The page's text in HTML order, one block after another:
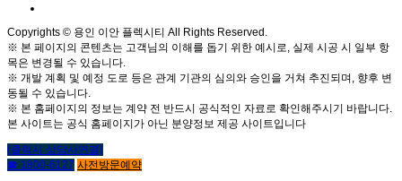
Copyrights © 용인 이안 플렉시티 All Rights Reserved.
※ 본 페이지의 콘텐츠는 고객님의 이해를 돕기 위한 예시로, 실제 시공 시 일부 항
목은 변경될 수 있습니다.
※ 개발 계획 및 예정 도로 등은 관계 기관의 심의와 승인을 거쳐 추진되며, 향후 변
동될 수 있습니다.
※ 본 홈페이지의 정보는 계약 전 반드시 공식적인 자료로 확인해주시기 바랍니다.
본 사이트는 공식 홈페이지가 아닌 분양정보 제공 사이트입니다
(클릭시 상담사연결)
☎ 1800-6127 사전방문예약